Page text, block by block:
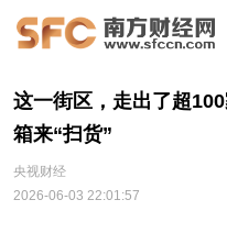
这一街区，走出了超
箱来“扫货”
央视财经
2026-06-03 22:01:57